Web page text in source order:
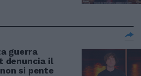
guerra
denuncia il
si pente